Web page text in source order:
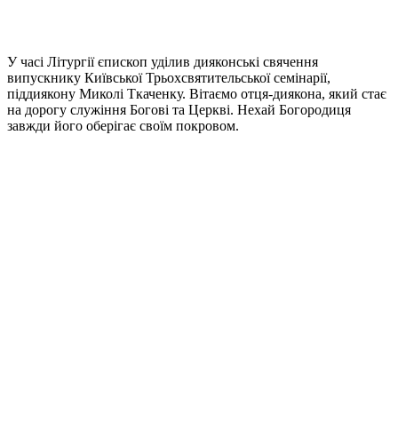
У часі Літургії єпископ уділив дияконські свячення
випускнику Київської Трьохсвятительської семінарії,
піддиякону Миколі Ткаченку. Вітаємо отця-диякона, який стає
на дорогу служіння Богові та Церкві. Нехай Богородиця
завжди його оберігає своїм покровом.